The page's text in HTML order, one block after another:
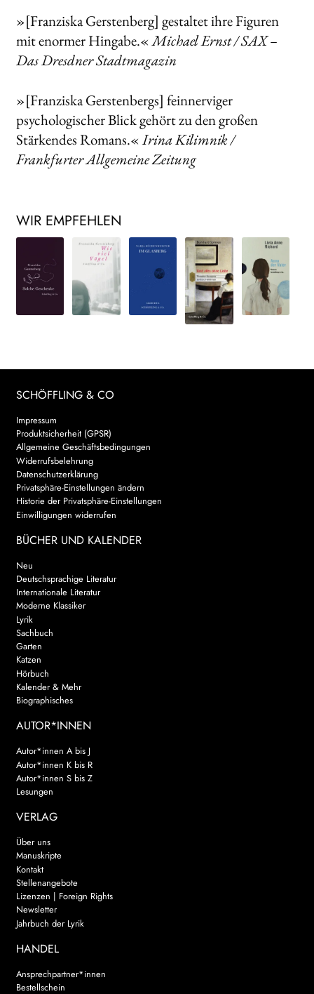
»[Franziska Gerstenberg] gestaltet ihre Figuren
mit enormer Hingabe.«Michael Ernst / SAX –
Das Dresdner Stadtmagazin
»[Franziska Gerstenbergs] feinnerviger
psychologischer Blick gehört zu den großen
Stärkendes Romans.«Irina Kilimnik /
Frankfurter Allgemeine Zeitung
WIR EMPFEHLEN
SCHÖFFLING & CO
Impressum
Produktsicherheit (GPSR)
Allgemeine Geschäftsbedingungen
Widerrufsbelehrung
Datenschutzerklärung
Privatsphäre-Einstellungen ändern
Historie der Privatsphäre-Einstellungen
Einwilligungen widerrufen
BÜCHER UND KALENDER
Neu
Deutschsprachige Literatur
Internationale Literatur
Moderne Klassiker
Lyrik
Sachbuch
Garten
Katzen
Hörbuch
Kalender & Mehr
Biographisches
AUTOR*INNEN
Autor*innen A bis J
Autor*innen K bis R
Autor*innen S bis Z
Lesungen
VERLAG
Über uns
Manuskripte
Kontakt
Stellenangebote
Lizenzen | Foreign Rights
Newsletter
Jahrbuch der Lyrik
HANDEL
Ansprechpartner*innen
Bestellschein